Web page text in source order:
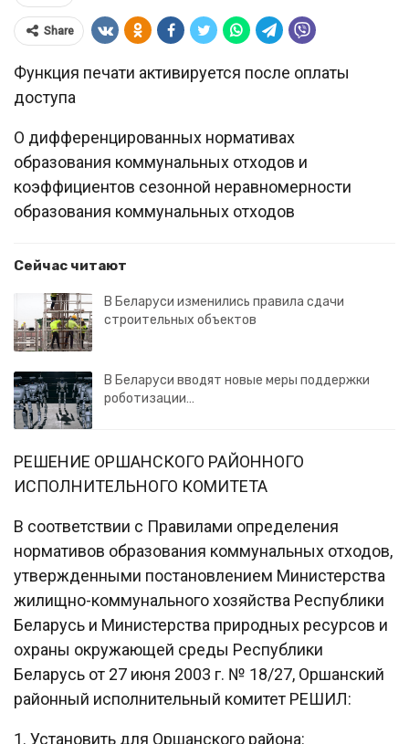
Share
Функция печати активируется после оплаты
доступа
О дифференцированных нормативах
образования коммунальных отходов и
коэффициентов сезонной неравномерности
образования коммунальных отходов
Сейчас читают
В Беларуси изменились правила сдачи
строительных объектов
В Беларуси вводят новые меры поддержки
роботизации…
РЕШЕНИЕ ОРШАНСКОГО РАЙОННОГО
ИСПОЛНИТЕЛЬНОГО КОМИТЕТА
В соответствии с Правилами определения
нормативов образования коммунальных отходов,
утвержденными постановлением Министерства
жилищно-коммунального хозяйства Республики
Беларусь и Министерства природных ресурсов и
охраны окружающей среды Республики
Беларусь от 27 июня 2003 г. № 18/27, Оршанский
районный исполнительный комитет РЕШИЛ:
1. Установить для Оршанского района: